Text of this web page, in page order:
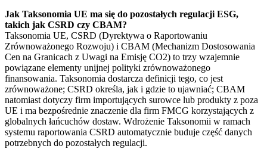
Jak Taksonomia UE ma się do pozostałych regulacji ESG,
takich jak CSRD czy CBAM?
Taksonomia UE, CSRD (Dyrektywa o Raportowaniu
Zrównoważonego Rozwoju) i CBAM (Mechanizm Dostosowania
Cen na Granicach z Uwagi na Emisję CO2) to trzy wzajemnie
powiązane elementy unijnej polityki zrównoważonego
finansowania. Taksonomia dostarcza definicji tego, co jest
zrównoważone; CSRD określa, jak i gdzie to ujawniać; CBAM
natomiast dotyczy firm importujących surowce lub produkty z poza
UE i ma bezpośrednie znaczenie dla firm FMCG korzystających z
globalnych łańcuchów dostaw. Wdrożenie Taksonomii w ramach
systemu raportowania CSRD automatycznie buduje część danych
potrzebnych do pozostałych regulacji.